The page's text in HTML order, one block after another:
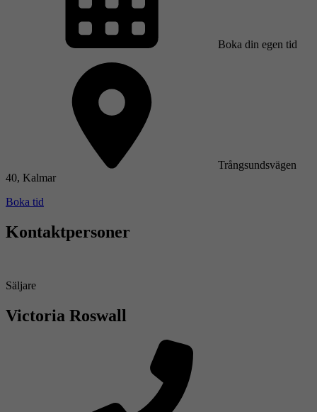
Boka din egen tid
Trångsundsvägen
40, Kalmar
Boka tid
Kontaktpersoner
Säljare
Victoria Roswall